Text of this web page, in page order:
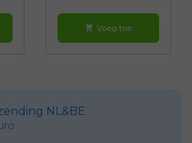
shopping_cart Voeg toe
NL&BE